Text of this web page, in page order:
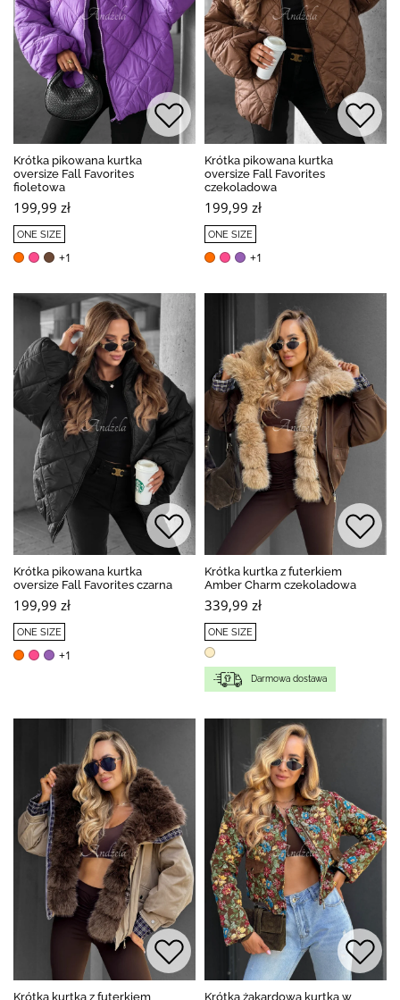
Krótka pikowana kurtka
oversize Fall Favorites
fioletowa
199,99 zł
ONE SIZE
+1
Krótka pikowana kurtka
oversize Fall Favorites
czekoladowa
199,99 zł
ONE SIZE
+1
Krótka pikowana kurtka
oversize Fall Favorites czarna
199,99 zł
ONE SIZE
+1
Krótka kurtka z futerkiem
Amber Charm czekoladowa
339,99 zł
ONE SIZE
Darmowa dostawa
Krótka kurtka z futerkiem Krótka żakardowa kurtka w